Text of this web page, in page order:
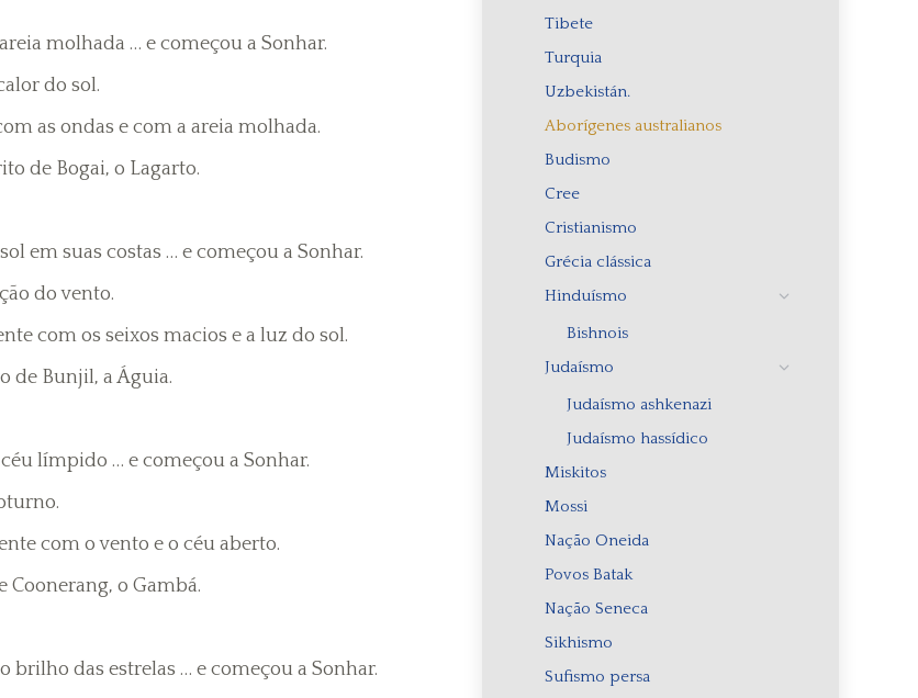
molhada … e começou a Sonhar.
do sol.
as ondas e com a areia molhada.
de Bogai, o Lagarto.
em suas costas … e começou a Sonhar.
do vento.
com os seixos macios e a luz do sol.
de Bunjil, a Águia.
límpido … e começou a Sonhar.
com o vento e o céu aberto.
Coonerang, o Gambá.
brilho das estrelas … e começou a Sonhar.
Tibete
Turquia
Uzbekistán.
Aborígenes australianos
Budismo
Cree
Cristianismo
Grécia clássica
Hinduísmo
Bishnois
Judaísmo
Judaísmo ashkenazi
Judaísmo hassídico
Miskitos
Mossi
Nação Oneida
Povos Batak
Nação Seneca
Sikhismo
Sufismo persa